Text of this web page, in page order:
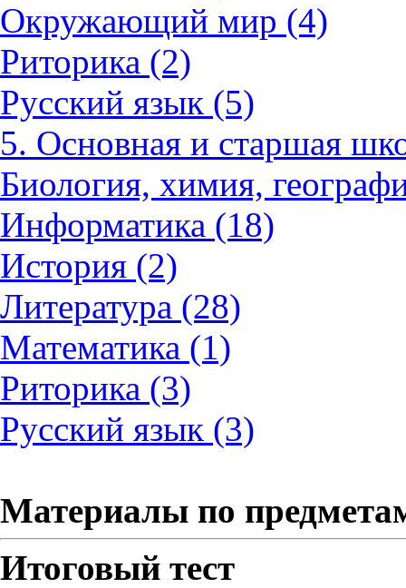
Окружающий мир (4)
Риторика (2)
Русский язык (5)
5. Основная и старшая
Биология, химия,
Информатика (18)
История (2)
Литература (28)
Математика (1)
Риторика (3)
Русский язык (3)
Материалы по
Итоговый тест